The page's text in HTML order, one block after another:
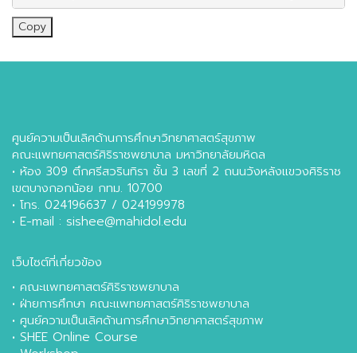
Copy
ศูนย์ความเป็นเลิศด้านการศึกษาวิทยาศาสตร์สุขภาพ
คณะแพทยศาสตร์ศิริราชพยาบาล มหาวิทยาลัยมหิดล
• ห้อง 309 ตึกศรีสวรินทิรา ชั้น 3 เลขที่ 2 ถนนวังหลังแขวงศิริราช
เขตบางกอกน้อย กทม. 10700
• โทร. 024196637 / 024199978
• E-mail : sishee@mahidol.edu
เว็บไซต์ที่เกี่ยวข้อง
• คณะแพทยศาสตร์ศิริราชพยาบาล
• ฝ่ายการศึกษา คณะแพทยศาสตร์ศิริราชพยาบาล
• ศูนย์ความเป็นเลิศด้านการศึกษาวิทยาศาสตร์สุขภาพ
• SHEE Online Course